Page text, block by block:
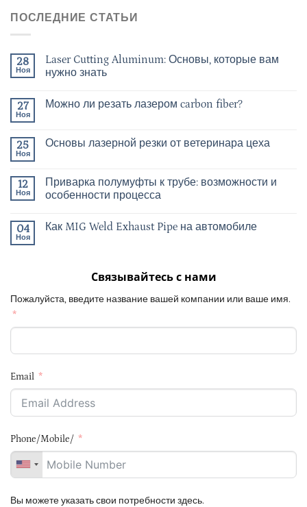
ПОСЛЕДНИЕ СТАТЬИ
28
Ноя
Laser Cutting Aluminum: Основы, которые вам
нужно знать
27
Ноя
Можно ли резать лазером carbon fiber?
25
Ноя
Основы лазерной резки от ветеринара цеха
12
Ноя
Приварка полумуфты к трубе: возможности и
особенности процесса
04
Ноя
Как MIG Weld Exhaust Pipe на автомобиле
Связывайтесь с нами
Пожалуйста, введите название вашей компании или ваше имя.
Email
Phone/Mobile/
Вы можете указать свои потребности здесь.